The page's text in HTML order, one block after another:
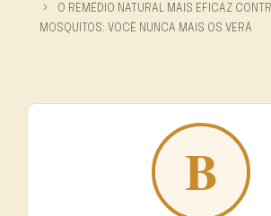
O REMÉDIO NATURAL MAIS EFICAZ
MOSQUITOS: VOCÊ NUNCA MAIS OS VERÁ